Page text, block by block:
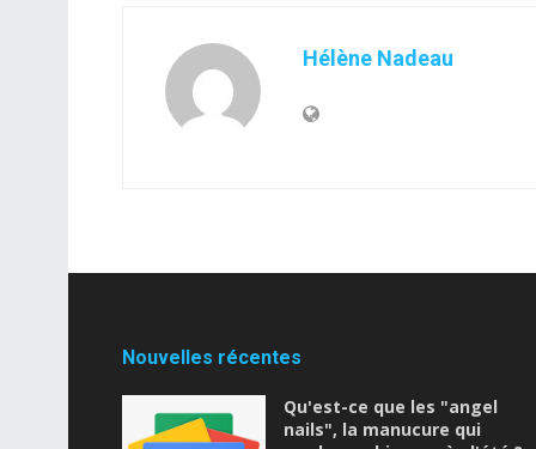
Hélène Nadeau
Nouvelles récentes
Qu'est-ce que les "angel
nails", la manucure qui